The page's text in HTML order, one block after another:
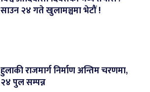
साउन २४ गते खुलामञ्चमा भेटौं !
हुलाकी राजमार्ग निर्माण अन्तिम चरणमा,
२४ पुल सम्पन्न